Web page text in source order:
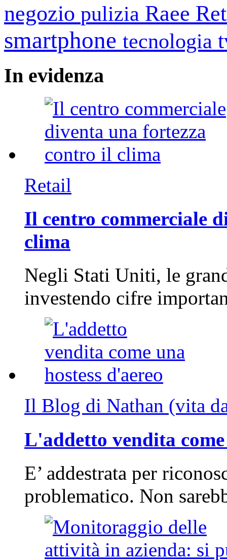
negozio pulizia Raee
smartphone tecnologia
In evidenza
Retail
Il centro commerciale
clima
Negli Stati Uniti, le
investendo cifre
Il Blog di Nathan (vita
L'addetto vendita
E’ addestrata per
problematico. Non